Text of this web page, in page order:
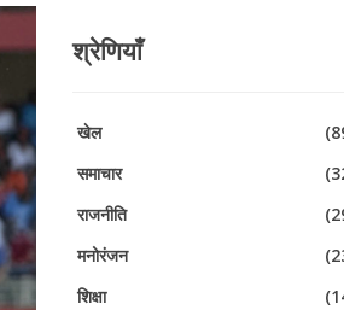
श्रेणियाँ
खेल
समाचार
राजनीति
मनोरंजन
शिक्षा